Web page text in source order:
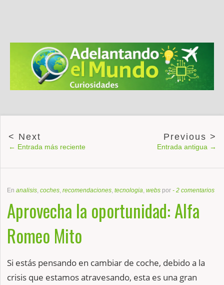
← Entrada más reciente Entrada antigua →
Enanalisis,coches,recomendaciones,tecnologia,webs por- 2 comentarios
Aprovecha la oportunidad: Alfa
Romeo Mito
Si estás pensando en cambiar de coche, debido a la
crisis que estamos atravesando, esta es una gran